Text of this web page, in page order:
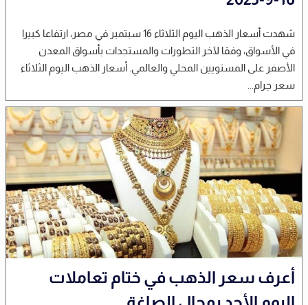
شهدت أسعار الذهب اليوم الثلاثاء 16 سبتمبر في مصر، ارتفاعا كبيرا
في الأسواق، وفقا لآخر التطورات والمستجدات بأسواق المعدن
الأصفر على المستويين المحلي والعالمي. أسعار الذهب اليوم الثلاثاء
سعر جرام...
أعرف سعر الذهب في ختام تعاملات